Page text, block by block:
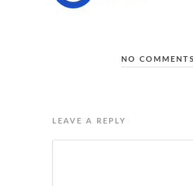
NO COMMENTS
LEAVE A REPLY